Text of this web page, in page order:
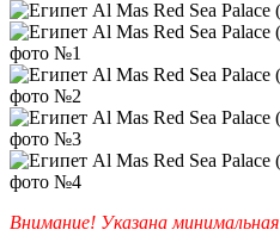
Внимание! Указана